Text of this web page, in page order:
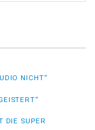
NICHT“
DIE SUPER